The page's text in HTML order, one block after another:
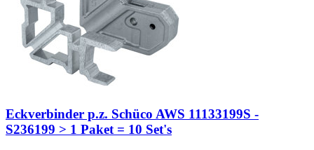
Eckverbinder p.z. Schüco AWS 11133199S -
S236199 > 1 Paket = 10 Set's